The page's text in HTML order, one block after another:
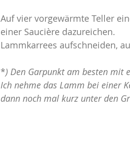
Auf vier vorgewärmte Teller
einer Saucière dazureichen.
Lammkarrees aufschneiden,
*) Den Garpunkt am besten
Ich nehme das Lamm bei einer
dann noch mal kurz unter den